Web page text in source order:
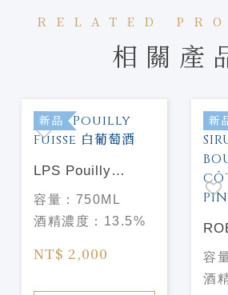
RELATED
相關產
新品
LPS Pouilly
Fuisse 白葡萄酒
容量： 750ML
酒精濃度： 13.5%
NT$ 2,000
新
容
酒